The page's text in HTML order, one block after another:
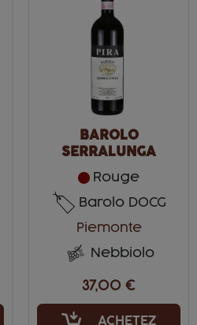
BAROLO
SERRALUNGA
Rouge
Barolo DOCG
Piemonte
Nebbiolo
37,00 €
ACHETEZ